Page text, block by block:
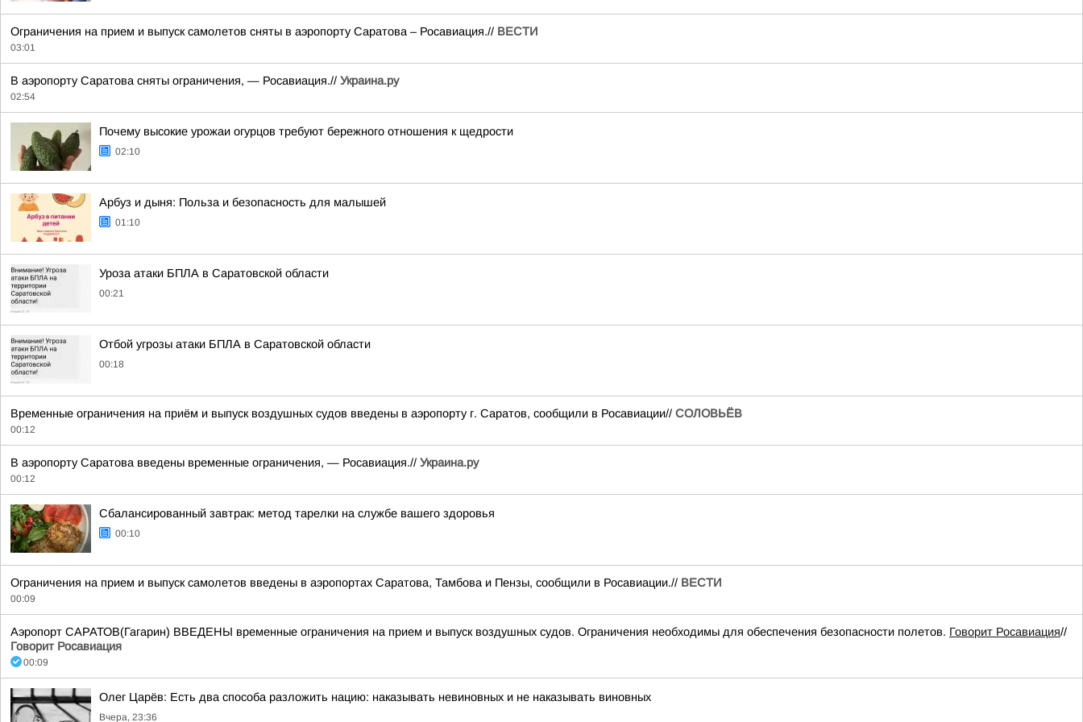
Ограничения на прием и выпуск самолетов сняты в аэропорту Саратова – Росавиация.// ВЕСТИ
03:01
В аэропорту Саратова сняты ограничения, — Росавиация.// Украина.ру
02:54
Почему высокие урожаи огурцов требуют бережного отношения к щедрости
02:10
Арбуз и дыня: Польза и безопасность для малышей
01:10
Уроза атаки БПЛА в Саратовской области
00:21
Отбой угрозы атаки БПЛА в Саратовской области
00:18
Временные ограничения на приём и выпуск воздушных судов введены в аэропорту г. Саратов, сообщили в Росавиации// СОЛОВЬЁВ
00:12
В аэропорту Саратова введены временные ограничения, — Росавиация.// Украина.ру
00:12
Сбалансированный завтрак: метод тарелки на службе вашего здоровья
00:10
Ограничения на прием и выпуск самолетов введены в аэропортах Саратова, Тамбова и Пензы, сообщили в Росавиации.// ВЕСТИ
00:09
Аэропорт САРАТОВ(Гагарин) ВВЕДЕНЫ временные ограничения на прием и выпуск воздушных судов. Ограничения необходимы для обеспечения безопасности полетов. Говорит Росавиация//
Говорит Росавиация
00:09
Олег Царёв: Есть два способа разложить нацию: наказывать невиновных и не наказывать виновных
Вчера, 23:36